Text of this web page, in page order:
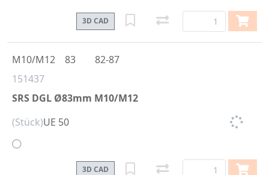
3D CAD
151437
SRS DGL Ø83mm M10/M12
M10/M12 83 82-87
(Stück)UE 50
3D CAD